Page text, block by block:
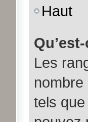
Haut
Les
tels